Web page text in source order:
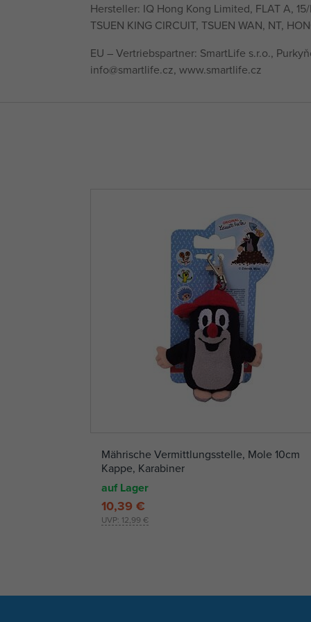
Hersteller: IQ Hong Kong Limited, FLAT A,
TSUEN KING CIRCUIT, TSUEN WAN, NT,
EU – Vertriebspartner: SmartLife s.r.o.,
info@smartlife.cz, www.smartlife.cz
Mährische Vermittlungsstelle, Mole 10cm
Kappe, Karabiner
auf Lager
UVP: 12,99 €
10,39 €